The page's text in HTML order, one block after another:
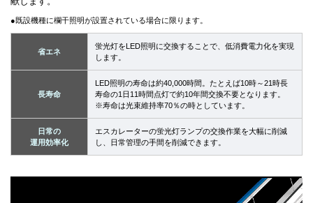
●既設機種に欄干照明が設置されている場合に限ります。
省エネ
蛍光灯をLED照明に交換することで、低消費電力化を実現
します。
長寿命
LED照明の寿命は約40,000時間。たとえば10時～21時長
寿命の1日11時間点灯で約10年間交換不要となります。
※寿命は光束維持率70％の時としています。
日常の
運用効率化
エスカレーターの蛍光灯ランプの交換作業を大幅に削減
し、日常管理の手間を削減できます。